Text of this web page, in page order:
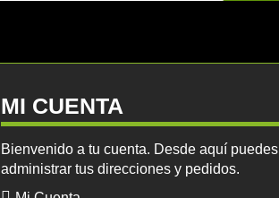
MI CUENTA
Bienvenido a tu cuenta. Desde aquí puedes
administrar tus direcciones y pedidos.